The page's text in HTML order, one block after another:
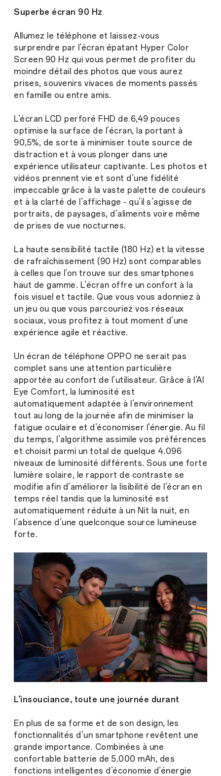
Superbe écran 90 Hz
Allumez le téléphone et laissez-vous
surprendre par l’écran épatant Hyper Color
Screen 90 Hz qui vous permet de profiter du
moindre détail des photos que vous aurez
prises, souvenirs vivaces de moments passés
en famille ou entre amis.
L’écran LCD perforé FHD de 6,49 pouces
optimise la surface de l’écran, la portant à
90,5%, de sorte à minimiser toute source de
distraction et à vous plonger dans une
expérience utilisateur captivante. Les photos et
vidéos prennent vie et sont d’une fidélité
impeccable grâce à la vaste palette de couleurs
et à la clarté de l’affichage - qu’il s’agisse de
portraits, de paysages, d’aliments voire même
de prises de vue nocturnes.
La haute sensibilité tactile (180 Hz) et la vitesse
de rafraîchissement (90 Hz) sont comparables
à celles que l’on trouve sur des smartphones
haut de gamme. L’écran offre un confort à la
fois visuel et tactile. Que vous vous adonniez à
un jeu ou que vous parcouriez vos réseaux
sociaux, vous profitez à tout moment d’une
expérience agile et réactive.
Un écran de téléphone OPPO ne serait pas
complet sans une attention particulière
apportée au confort de l’utilisateur. Grâce à l’AI
Eye Comfort, la luminosité est
automatiquement adaptée à l’environnement
tout au long de la journée afin de minimiser la
fatigue oculaire et d’économiser l’énergie. Au fil
du temps, l’algorithme assimile vos préférences
et choisit parmi un total de quelque 4.096
niveaux de luminosité différents. Sous une forte
lumière solaire, le rapport de contraste se
modifie afin d’améliorer la lisibilité de l’écran en
temps réel tandis que la luminosité est
automatiquement réduite à un Nit la nuit, en
l’absence d’une quelconque source lumineuse
forte.
L’insouciance, toute une journée durant
En plus de sa forme et de son design, les
fonctionnalités d’un smartphone revêtent une
grande importance. Combinées à une
confortable batterie de 5.000 mAh, des
fonctions intelligentes d’économie d’énergie